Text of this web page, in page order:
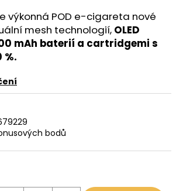
výkonná POD e-cigareta nové
mesh technologií, OLED
mAh baterií a cartridgemi s
%.
bodů
HLEDAT